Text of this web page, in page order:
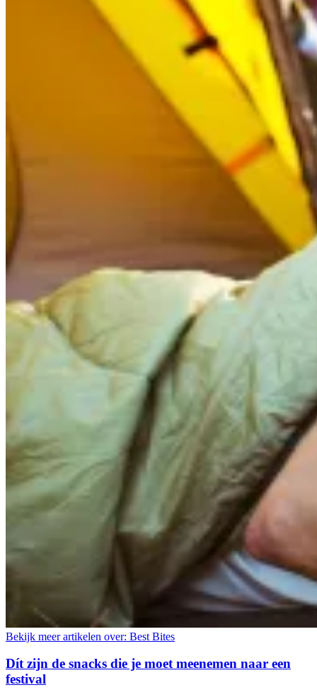
Bekijk meer artikelen over: Best Bites
Dít zijn de snacks die je moet meenemen naar een
festival